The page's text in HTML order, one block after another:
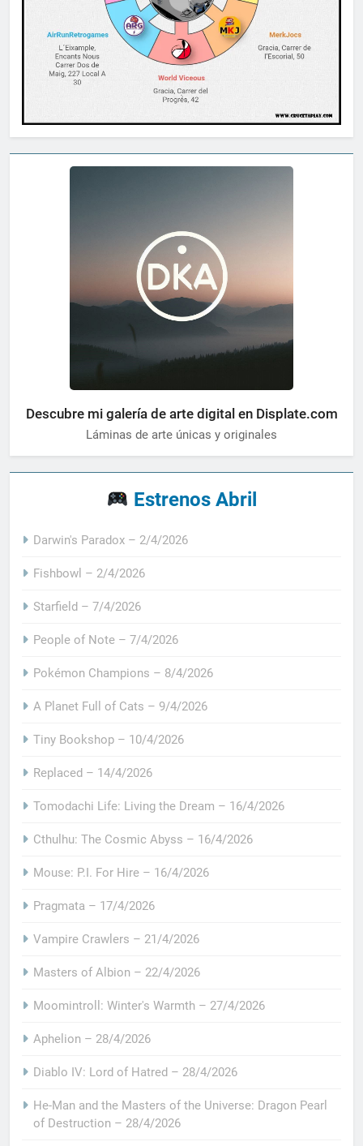
Descubre mi galería de arte digital en Displate.com
Láminas de arte únicas y originales
Estrenos Abril
Darwin's Paradox – 2/4/2026
Fishbowl – 2/4/2026
Starfield – 7/4/2026
People of Note – 7/4/2026
Pokémon Champions – 8/4/2026
A Planet Full of Cats – 9/4/2026
Tiny Bookshop – 10/4/2026
Replaced – 14/4/2026
Tomodachi Life: Living the Dream – 16/4/2026
Cthulhu: The Cosmic Abyss – 16/4/2026
Mouse: P.I. For Hire – 16/4/2026
Pragmata – 17/4/2026
Vampire Crawlers – 21/4/2026
Masters of Albion – 22/4/2026
Moomintroll: Winter's Warmth – 27/4/2026
Aphelion – 28/4/2026
Diablo IV: Lord of Hatred – 28/4/2026
He-Man and the Masters of the Universe: Dragon Pearl
of Destruction – 28/4/2026